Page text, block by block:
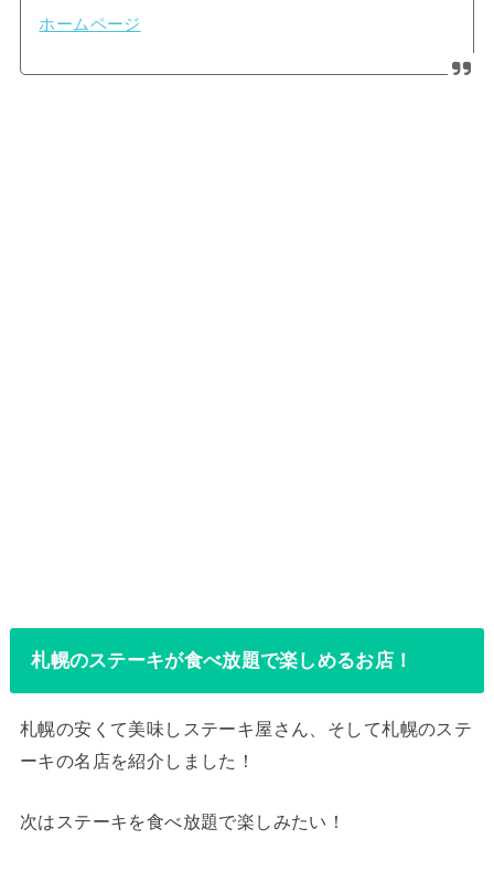
ホームページ
札幌のステーキが食べ放題で楽しめるお店！
札幌の安くて美味しステーキ屋さん、そして札幌のステ
ーキの名店を紹介しました！
次はステーキを食べ放題で楽しみたい！